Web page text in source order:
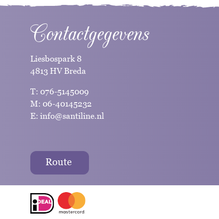
Contactgegevens
Liesbospark 8
4813 HV Breda
T: 076-5145009
M: 06-40145232
E: info@santiline.nl
Route